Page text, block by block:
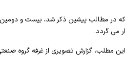
در مطالب پیشین ذکر شد، بیست و دومین
می گردد.
این مطلب، گزارش تصویری از غرفه گروه